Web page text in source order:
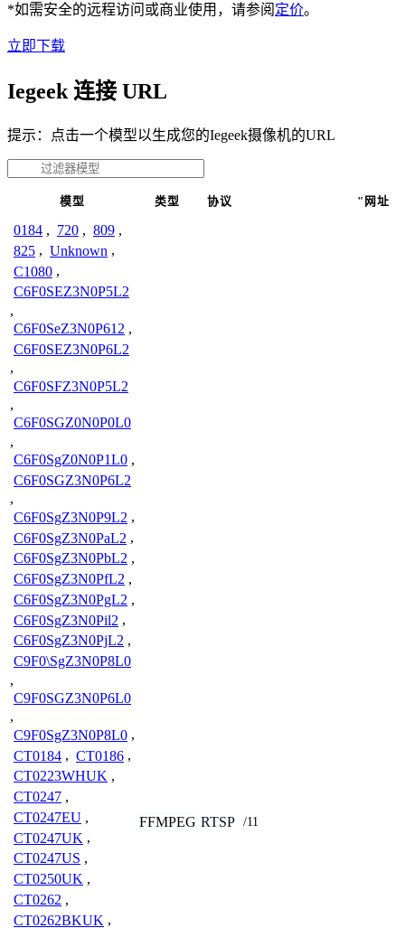
*如需安全的远程访问或商业使用，请参阅 定价。
立即下载
Iegeek 连接 URL
提示：点击一个模型以生成您的Iegeek摄像机的URL
模型 类型 协议 "网址
0184 , 720 , 809 ,
825 , Unknown ,
C1080 ,
C6F0SEZ3N0P5L2
,
C6F0SeZ3N0P612 ,
C6F0SEZ3N0P6L2
,
C6F0SFZ3N0P5L2
,
C6F0SGZ0N0P0L0
,
C6F0SgZ0N0P1L0 ,
C6F0SGZ3N0P6L2
,
C6F0SgZ3N0P9L2 ,
C6F0SgZ3N0PaL2 ,
C6F0SgZ3N0PbL2 ,
C6F0SgZ3N0PfL2 ,
C6F0SgZ3N0PgL2 ,
C6F0SgZ3N0Pil2 ,
C6F0SgZ3N0PjL2 ,
C9F0\SgZ3N0P8L0
,
C9F0SGZ3N0P6L0
,
C9F0SgZ3N0P8L0 ,
CT0184 , CT0186 ,
CT0223WHUK ,
CT0247 ,
CT0247EU ,
CT0247UK ,
CT0247US ,
CT0250UK ,
CT0262 ,
CT0262BKUK ,
FFMPEG RTSP /11